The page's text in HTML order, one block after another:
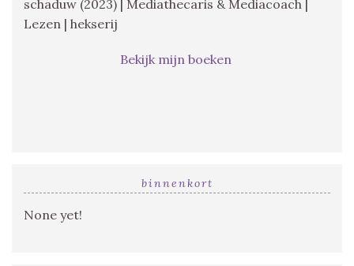
schaduw (2023) | Mediathecaris & Mediacoach |
Lezen | hekserij
Bekijk mijn boeken
binnenkort
None yet!